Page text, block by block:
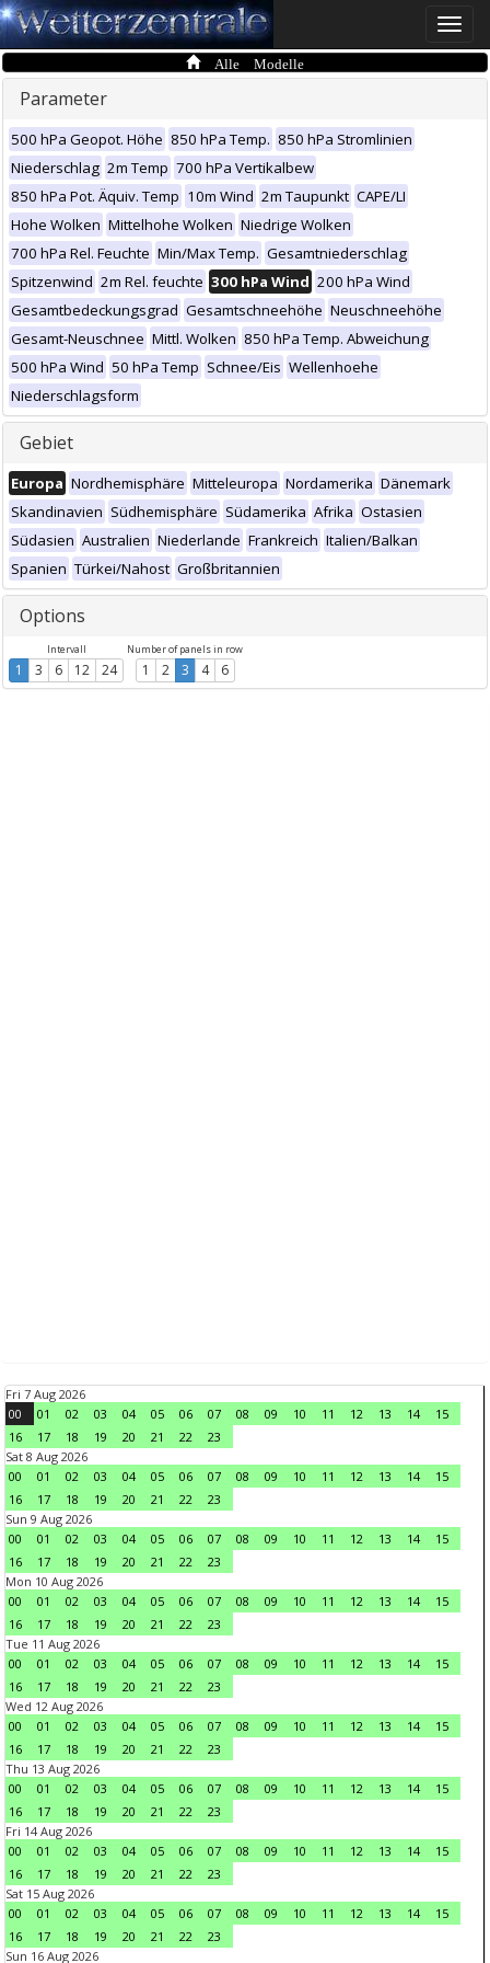
Toggle
Alle Modelle
Parameter
500 hPa Geopot. Höhe 850 hPa Temp. 850 hPa Stromlinien
Niederschlag 2m Temp 700 hPa Vertikalbew
850 hPa Pot. Äquiv. Temp 10m Wind 2m Taupunkt CAPE/LI
Hohe Wolken Mittelhohe Wolken Niedrige Wolken
700 hPa Rel. Feuchte Min/Max Temp. Gesamtniederschlag
Spitzenwind 2m Rel. feuchte 300 hPa Wind 200 hPa Wind
Gesamtbedeckungsgrad Gesamtschneehöhe Neuschneehöhe
Gesamt-Neuschnee Mittl. Wolken 850 hPa Temp. Abweichung
500 hPa Wind 50 hPa Temp Schnee/Eis Wellenhoehe
Niederschlagsform
Gebiet
Europa Nordhemisphäre Mitteleuropa Nordamerika Dänemark
Skandinavien Südhemisphäre Südamerika Afrika Ostasien
Südasien Australien Niederlande Frankreich Italien/Balkan
Spanien Türkei/Nahost Großbritannien
Options
Intervall
1 3 6 12 24
Number of panels in row
1 2 3 4 6
Fri 7 Aug 2026
00
01 02 03 04 05 06 07 08 09 10 11 12 13 14
15
16
17 18 19 20 21 22
23
Sat 8 Aug 2026
00
01 02 03 04 05 06 07 08 09 10 11 12 13 14
15
16
17 18 19 20 21 22
23
Sun 9 Aug 2026
00
01 02 03 04 05 06 07 08 09 10 11 12 13 14
15
16
17 18 19 20 21 22
23
Mon 10 Aug 2026
00
01 02 03 04 05 06 07 08 09 10 11 12 13 14
15
16
17 18 19 20 21 22
23
Tue 11 Aug 2026
00
01 02 03 04 05 06 07 08 09 10 11 12 13 14
15
16
17 18 19 20 21 22
23
Wed 12 Aug 2026
00
01 02 03 04 05 06 07 08 09 10 11 12 13 14
15
16
17 18 19 20 21 22
23
Thu 13 Aug 2026
00
01 02 03 04 05 06 07 08 09 10 11 12 13 14
15
16
17 18 19 20 21 22
23
Fri 14 Aug 2026
00
01 02 03 04 05 06 07 08 09 10 11 12 13 14
15
16
17 18 19 20 21 22
23
Sat 15 Aug 2026
00
01 02 03 04 05 06 07 08 09 10 11 12 13 14
15
16
17 18 19 20 21 22
23
Sun 16 Aug 2026